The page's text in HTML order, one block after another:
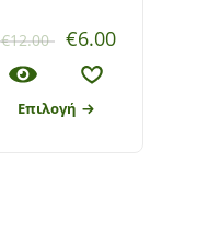
€12.00 €6.00
Επιλογή